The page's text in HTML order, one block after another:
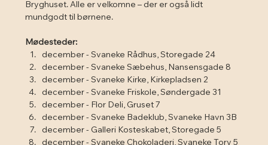
Bryghuset. Alle er velkomne – der er også lidt
mundgodt til børnene.
Mødesteder:
december - Svaneke Rådhus, Storegade 24
december - Svaneke Sæbehus, Nansensgade 8
december - Svaneke Kirke, Kirkepladsen 2
december - Svaneke Friskole, Søndergade 31
december - Flor Deli, Gruset 7
december - Svaneke Badeklub, Svaneke Havn 3B
december - Galleri Kosteskabet, Storegade 5
december - Svaneke Chokoladeri, Svaneke Torv 5